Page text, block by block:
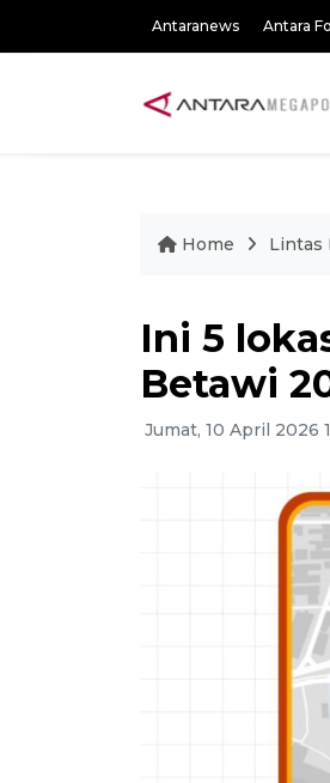
Antaranews Antara
Home Lintas
Ini 5
Betawi
Jumat, 10 April 2026